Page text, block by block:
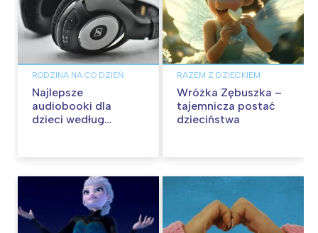
RODZINA NA CO DZIEŃ
Najlepsze
audiobooki dla
dzieci według
RAZEM Z DZIECKIEM
Wróżka Zębuszka –
tajemnicza postać
dzieciństwa